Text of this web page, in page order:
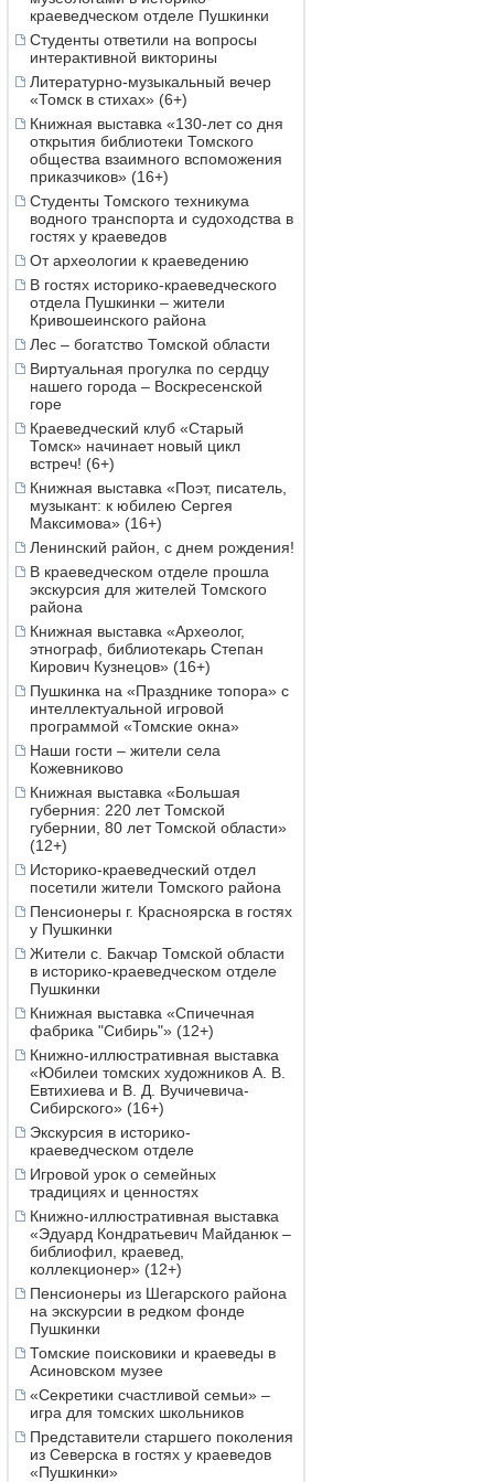
краеведческом отделе Пушкинки
Студенты ответили на вопросы
интерактивной викторины
Литературно-музыкальный вечер
«Томск в стихах» (6+)
Книжная выставка «130-лет со дня
открытия библиотеки Томского
общества взаимного вспоможения
приказчиков» (16+)
Студенты Томского техникума
водного транспорта и судоходства в
гостях у краеведов
От археологии к краеведению
В гостях историко-краеведческого
отдела Пушкинки – жители
Кривошеинского района
Лес – богатство Томской области
Виртуальная прогулка по сердцу
нашего города – Воскресенской
горе
Краеведческий клуб «Старый
Томск» начинает новый цикл
встреч! (6+)
Книжная выставка «Поэт, писатель,
музыкант: к юбилею Сергея
Максимова» (16+)
Ленинский район, с днем рождения!
В краеведческом отделе прошла
экскурсия для жителей Томского
района
Книжная выставка «Археолог,
этнограф, библиотекарь Степан
Кирович Кузнецов» (16+)
Пушкинка на «Празднике топора» с
интеллектуальной игровой
программой «Томские окна»
Наши гости – жители села
Кожевниково
Книжная выставка «Большая
губерния: 220 лет Томской
губернии, 80 лет Томской области»
(12+)
Историко-краеведческий отдел
посетили жители Томского района
Пенсионеры г. Красноярска в гостях
у Пушкинки
Жители с. Бакчар Томской области
в историко-краеведческом отделе
Пушкинки
Книжная выставка «Спичечная
фабрика "Сибирь"» (12+)
Книжно-иллюстративная выставка
«Юбилеи томских художников А. В.
Евтихиева и В. Д. Вучичевича-
Сибирского» (16+)
Экскурсия в историко-
краеведческом отделе
Игровой урок о семейных
традициях и ценностях
Книжно-иллюстративная выставка
«Эдуард Кондратьевич Майданюк –
библиофил, краевед,
коллекционер» (12+)
Пенсионеры из Шегарского района
на экскурсии в редком фонде
Пушкинки
Томские поисковики и краеведы в
Асиновском музее
«Секретики счастливой семьи» –
игра для томских школьников
Представители старшего поколения
из Северска в гостях у краеведов
«Пушкинки»